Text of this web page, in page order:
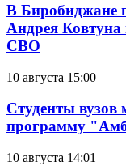
В Биробиджане
Андрея Ковтуна
СВО
10 августа 15:00
Студенты вузов
программу
10 августа 14:01